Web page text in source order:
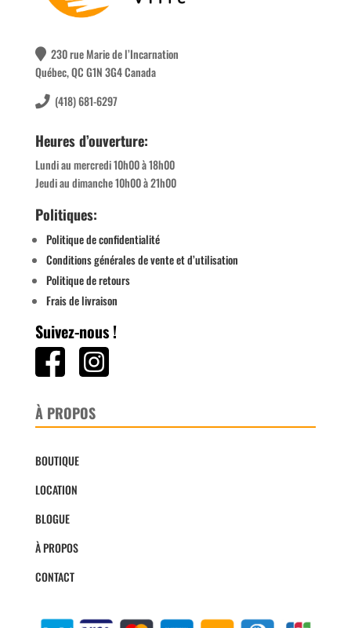
230 rue Marie de l’Incarnation
Québec, QC G1N 3G4 Canada
(418) 681-6297
Heures d’ouverture:
Lundi au mercredi 10h00 à 18h00
Jeudi au dimanche 10h00 à 21h00
Politiques:
Politique de confidentialité
Conditions générales de vente et d’utilisation
Politique de retours
Frais de livraison
Suivez-nous !
À PROPOS
BOUTIQUE
LOCATION
BLOGUE
À PROPOS
CONTACT